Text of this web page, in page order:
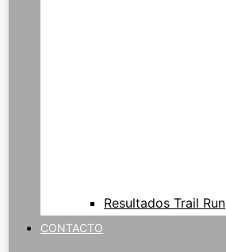
Resultados Trail Run
CONTACTO